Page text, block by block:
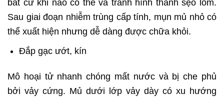
bất cứ khi nào có thể và tránh hình thành sẹo lõm.
Sau giai đoạn nhiễm trùng cấp tính, mụn mủ nhỏ có
thể xuất hiện nhưng dễ dàng được chữa khỏi.
Đắp gạc ướt, kín
Mô hoại tử nhanh chóng mất nước và bị che phủ
bởi vảy cứng. Mủ dưới lớp vảy dày có xu hướng